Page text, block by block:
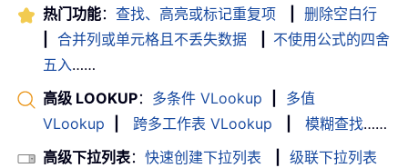
热门功能： 查找、高亮或标记重复项
删除空白行
合并列或单元格且不丢失数据
不使用公式的四舍
五入……
高级 LOOKUP： 多条件 VLookup
多值
VLookup
跨多工作表 VLookup 模糊查找……
高级下拉列表： 快速创建下拉列表
级联下拉列表